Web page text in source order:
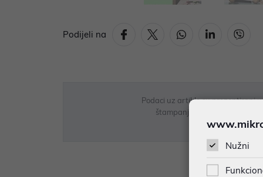
Podijeli na
Podaci uz artikle su prezentirani
štampanja te promjene u
Nužni